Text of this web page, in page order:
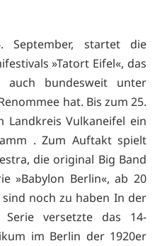
September, startet die
»Tatort Eifel«, das
auch bundesweit unter
hat. Bis zum 25.
Landkreis Vulkaneifel ein
. Zum Auftakt spielt
die original Big Band
»Babylon Berlin«, ab 20
noch zu haben In der
Serie versetzte das 14-
im Berlin der 1920er